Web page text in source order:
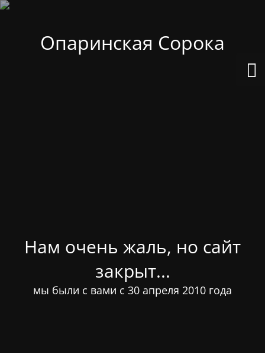
Опаринская Сорока
Нам очень жаль, но сайт
закрыт...
мы были с вами с 30 апреля 2010 года